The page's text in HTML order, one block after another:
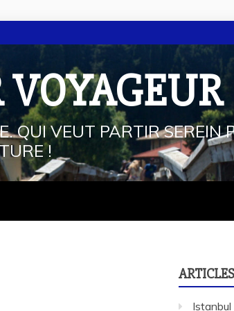
VOYAGEUR
QUI VEUT PARTIR SEREIN
!